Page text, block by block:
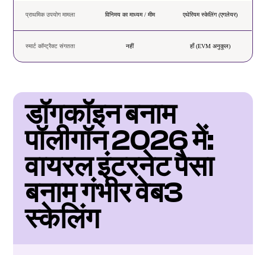
प्राथमिक उपयोग मामला विनिमय का माध्यम / मीम एथेरियम स्केलिंग (एगलेयर)
स्मार्ट कॉन्ट्रैक्ट संगतता नहीं हाँ (EVM अनुकूल)
डॉगकॉइन बनाम
पॉलीगॉन 2026 में:
वायरल इंटरनेट पैसा
बनाम गंभीर वेब3
स्केलिंग